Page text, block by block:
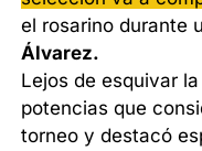
el rosarino durante
Álvarez.
Lejos de esquivar
potencias que
torneo y destacó